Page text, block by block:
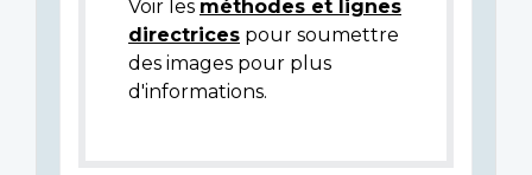
Voir les méthodes et lignes
directrices pour soumettre
des images pour plus
d'informations.